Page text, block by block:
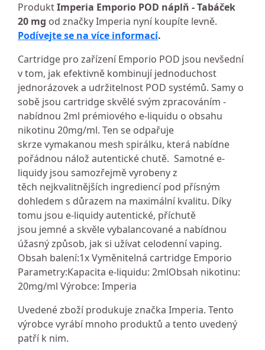
ProduktImperia Emporio POD náplň - Tabáček
20 mg od značky Imperia nyní koupíte levně.
Podívejte se na více informací.
Cartridge pro zařízení Emporio POD jsou nevšední
v tom, jak efektivně kombinují jednoduchost
jednorázovek a udržitelnost POD systémů. Samy o
sobě jsou cartridge skvělé svým zpracováním -
nabídnou 2ml prémiového e-liquidu o obsahu
nikotinu 20mg/ml. Ten se odpařuje
skrze vymakanou mesh spirálku, která nabídne
pořádnou nálož autentické chutě. Samotné e-
liquidy jsou samozřejmě vyrobeny z
těch nejkvalitnějších ingrediencí pod přísným
dohledem s důrazem na maximální kvalitu. Díky
tomu jsou e-liquidy autentické, příchutě
jsou jemné a skvěle vybalancované a nabídnou
úžasný způsob, jak si užívat celodenní vaping.
Obsah balení:1x Vyměnitelná cartridge Emporio
Parametry:Kapacita e-liquidu: 2mlObsah nikotinu:
20mg/ml Výrobce: Imperia
Uvedené zboží produkuje značka Imperia. Tento
výrobce vyrábí mnoho produktů a tento uvedený
patří k nim.